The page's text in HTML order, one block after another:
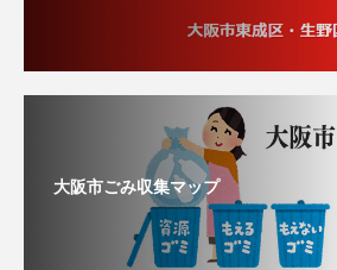
大阪市ごみ収集マップ